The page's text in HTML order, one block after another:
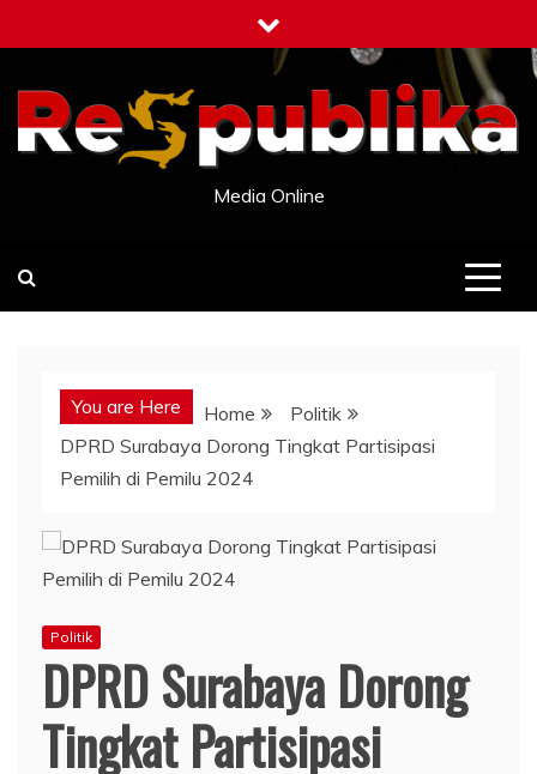
to
Media Online
You are Here Home
Politik
DPRD Surabaya Dorong Tingkat Partisipasi
Pemilih di Pemilu 2024
Politik
DPRD Surabaya Dorong
Tingkat Partisipasi